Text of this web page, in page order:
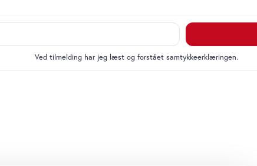
Ved tilmelding har jeg læst og forstået samtykkeerklæringen.